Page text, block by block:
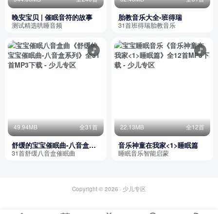
晚安宝贝 | 催眠音符的故事
测试精选哄睡音频
胎教音乐大全-班得瑞
31首班得瑞胎教音乐
49.94MB 全31首
舒缓的宝宝催眠曲-八音盒系
列
31首舒缓八音盒催眠曲
22.13MB 全12首
音乐神童在我家<1>睡眠篇
睡眠音乐智能启蒙
Copyright © 2026 · 少儿专区